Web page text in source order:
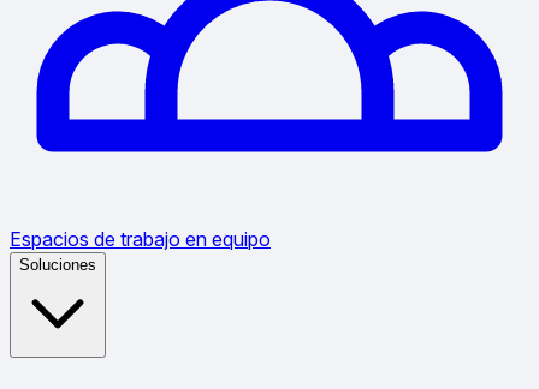
Espacios de trabajo en equipo
Soluciones